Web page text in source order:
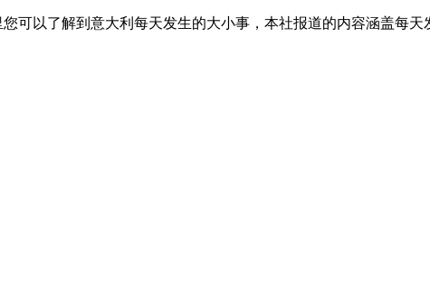
可以了解到意大利每天发生的大小事，本社报道的内容涵盖每